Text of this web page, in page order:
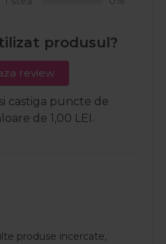
produsul?
review
castiga puncte de
de 1,00 LEI.
produse incercate,